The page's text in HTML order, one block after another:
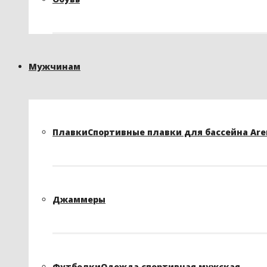
Мужчинам
ПлавкиСпортивные плавки для бассейна
Джаммеры